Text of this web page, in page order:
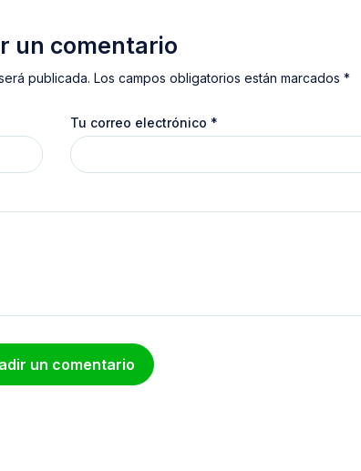
un comentario
publicada. Los campos obligatorios están marcados *
Tu correo electrónico *
un comentario